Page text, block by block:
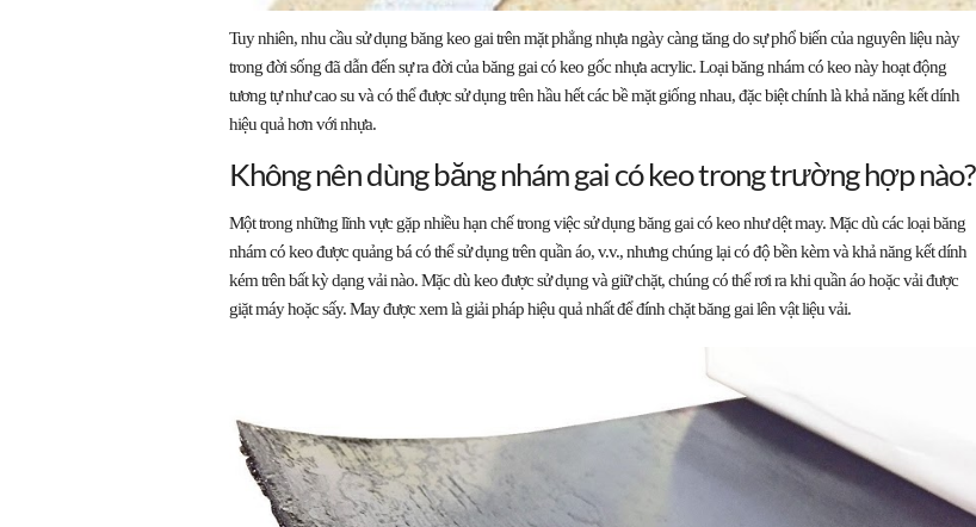
Tuy nhiên, nhu cầu sử dụng băng keo gai trên mặt phẳng nhựa ngày càng tăng do sự phổ biến của nguyên liệu này
trong đời sống đã dẫn đến sự ra đời của băng gai có keo gốc nhựa acrylic. Loại băng nhám có keo này hoạt động
tương tự như cao su và có thể được sử dụng trên hầu hết các bề mặt giống nhau, đặc biệt chính là khả năng kết dính
hiệu quả hơn với nhựa.
Không nên dùng băng nhám gai có keo trong trường hợp nào?
Một trong những lĩnh vực gặp nhiều hạn chế trong việc sử dụng băng gai có keo như dệt may. Mặc dù các loại băng
nhám có keo được quảng bá có thể sử dụng trên quần áo, v.v., nhưng chúng lại có độ bền kèm và khả năng kết dính
kém trên bất kỳ dạng vải nào. Mặc dù keo được sử dụng và giữ chặt, chúng có thể rơi ra khi quần áo hoặc vải được
giặt máy hoặc sấy. May được xem là giải pháp hiệu quả nhất để đính chặt băng gai lên vật liệu vải.